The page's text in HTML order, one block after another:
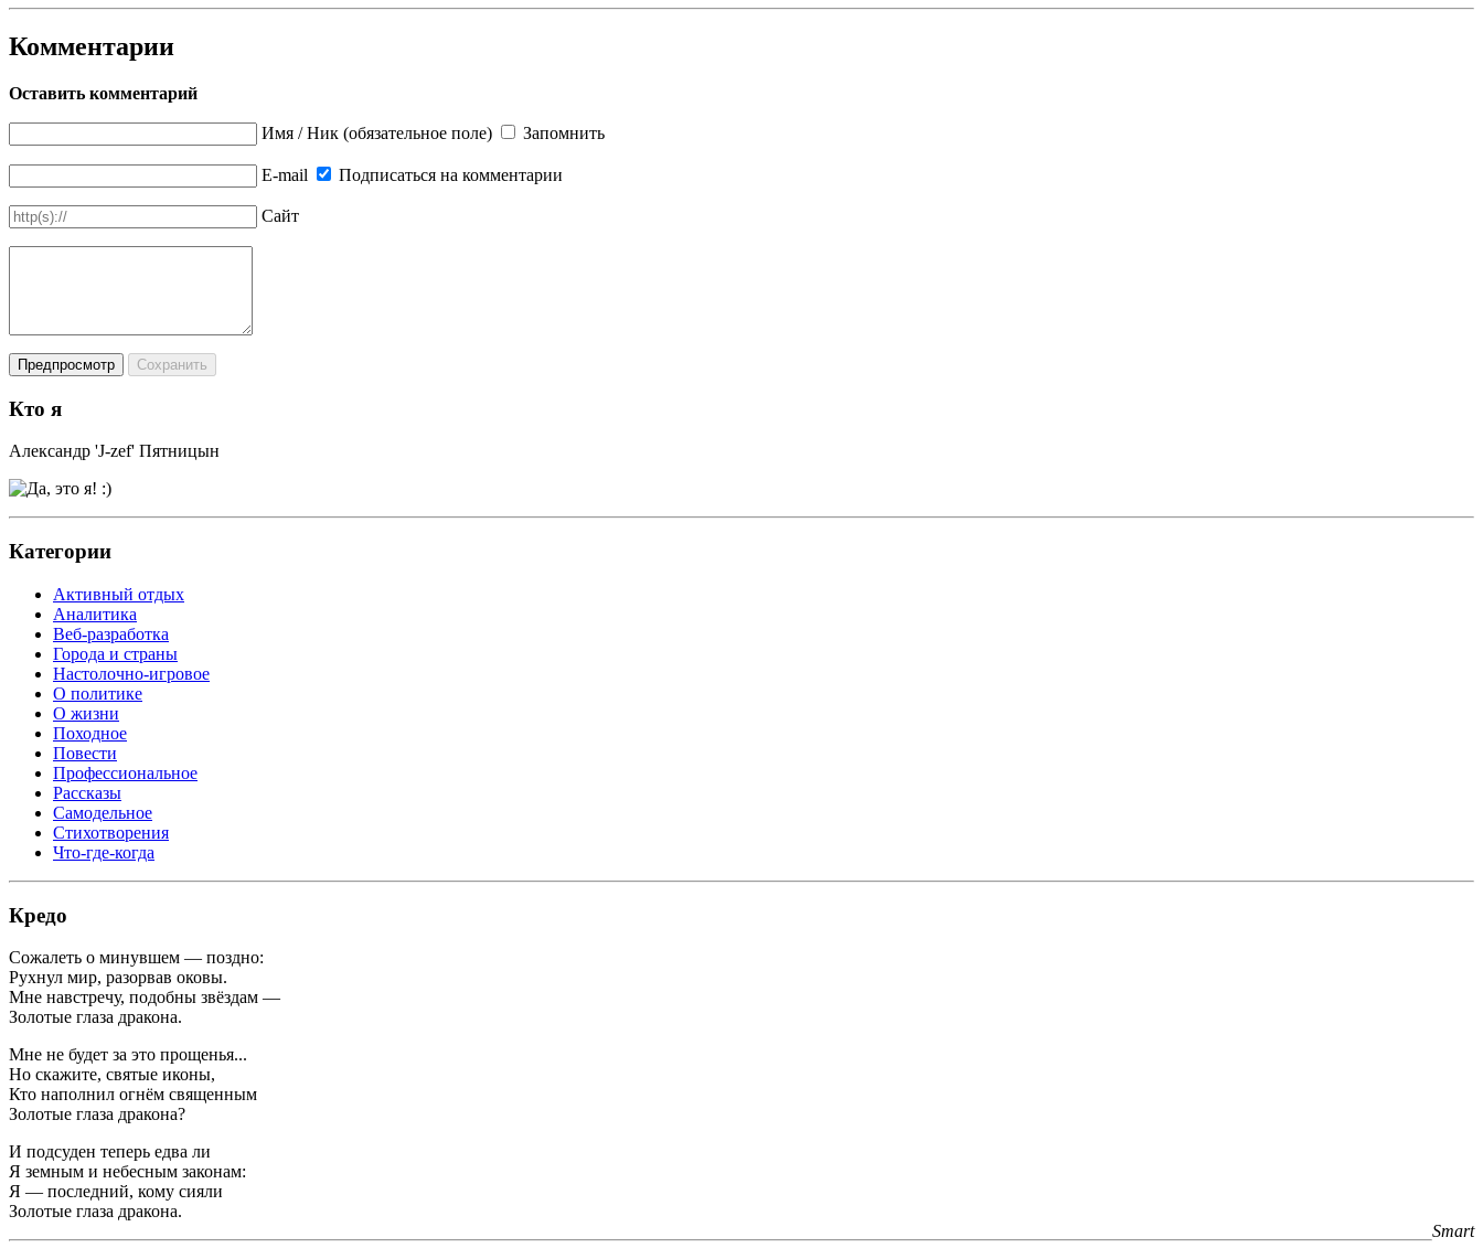
Комментарии
Оставить комментарий
Имя / Ник (обязательное поле) Запомнить
E-mail Подписаться на комментарии
Сайт
Кто я
Александр 'J-zef' Пятницын
Категории
Активный отдых
Аналитика
Веб-разработка
Города и страны
Настолочно-игровое
О политике
О жизни
Походное
Повести
Профессиональное
Рассказы
Самодельное
Стихотворения
Что-где-когда
Кредо
Сожалеть о минувшем — поздно:
Рухнул мир, разорвав оковы.
Мне навстречу, подобны звёздам —
Золотые глаза дракона.
Мне не будет за это прощенья...
Но скажите, святые иконы,
Кто наполнил огнём священным
Золотые глаза дракона?
И подсуден теперь едва ли
Я земным и небесным законам:
Я — последний, кому сияли
Золотые глаза дракона.
Smart